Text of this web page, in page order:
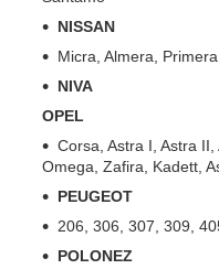
NISSAN
Micra, Almera,
NIVA
OPEL
Corsa, Astra I, Astra II,
Omega, Zafira, Kadett,
PEUGEOT
206, 306, 307, 309,
POLONEZ